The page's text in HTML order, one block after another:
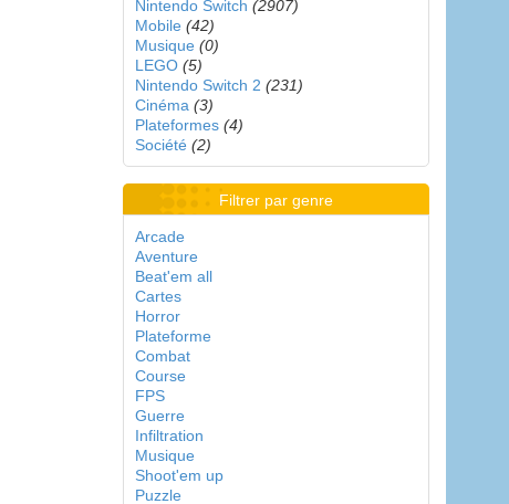
Nintendo Switch (2907)
Mobile (42)
Musique (0)
LEGO (5)
Nintendo Switch 2 (231)
Cinéma (3)
Plateformes (4)
Société (2)
Filtrer par genre
Arcade
Aventure
Beat'em all
Cartes
Horror
Plateforme
Combat
Course
FPS
Guerre
Infiltration
Musique
Shoot'em up
Puzzle